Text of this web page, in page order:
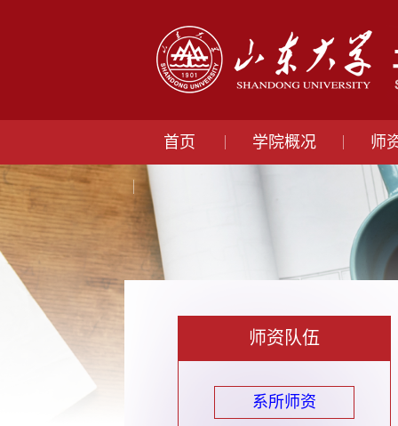
首页 学院概况 师
师资队伍
系所师资